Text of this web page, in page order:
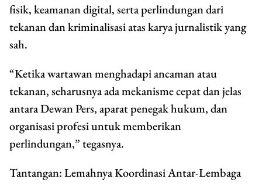
fisik, keamanan digital, serta perlindungan dari
tekanan dan kriminalisasi atas karya jurnalistik yang
sah.
“Ketika wartawan menghadapi ancaman atau
tekanan, seharusnya ada mekanisme cepat dan jelas
antara Dewan Pers, aparat penegak hukum, dan
organisasi profesi untuk memberikan
perlindungan,” tegasnya.
Tantangan: Lemahnya Koordinasi Antar-Lembaga